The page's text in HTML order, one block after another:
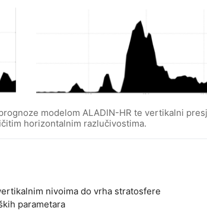
modelom ALADIN-HR te vertikalni
horizontalnim razlučivostima.
nivoima do vrha stratosfere
parametara